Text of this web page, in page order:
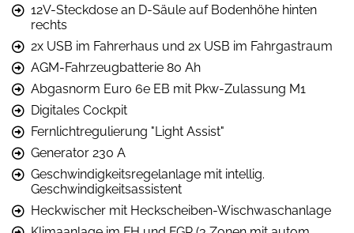
12V-Steckdose an D-Säule auf Bodenhöhe hinten
rechts
2x USB im Fahrerhaus und 2x USB im Fahrgastraum
AGM-Fahrzeugbatterie 80 Ah
Abgasnorm Euro 6e EB mit Pkw-Zulassung M1
Digitales Cockpit
Fernlichtregulierung "Light Assist"
Generator 230 A
Geschwindigkeitsregelanlage mit intellig.
Geschwindigkeitsassistent
Heckwischer mit Heckscheiben-Wischwaschanlage